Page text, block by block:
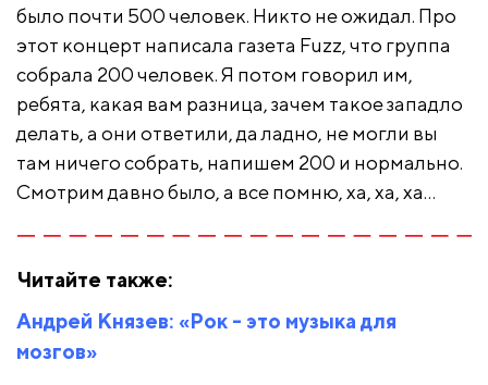
было почти 500 человек. Никто не ожидал. Про
этот концерт написала газета Fuzz, что группа
собрала 200 человек. Я потом говорил им,
ребята, какая вам разница, зачем такое западло
делать, а они ответили, да ладно, не могли вы
там ничего собрать, напишем 200 и нормально.
Смотрим давно было, а все помню, ха, ха, ха…
Читайте также:
Андрей Князев: «Рок - это музыка для
мозгов»